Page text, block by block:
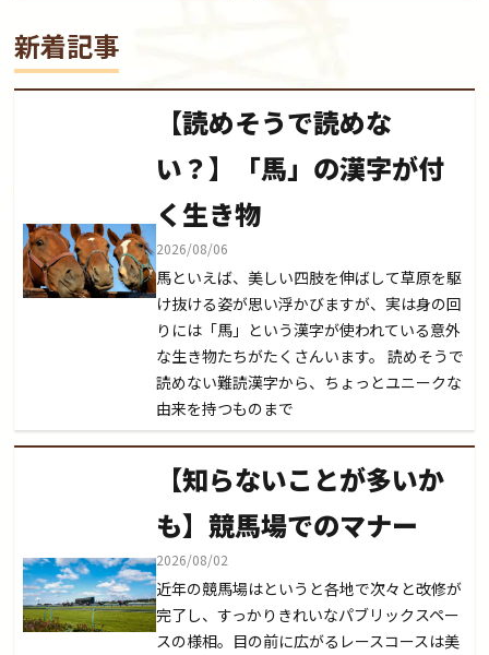
方法
新着記事
【読めそうで読めな
い？】「馬」の漢字が付
く生き物
2026/08/06
馬といえば、美しい四肢を伸ばして草原を駆
け抜ける姿が思い浮かびますが、実は身の回
りには「馬」という漢字が使われている意外
な生き物たちがたくさんいます。 読めそうで
読めない難読漢字から、ちょっとユニークな
由来を持つものまで
【知らないことが多いか
も】競馬場でのマナー
2026/08/02
近年の競馬場はというと各地で次々と改修が
完了し、すっかりきれいなパブリックスペー
スの様相。目の前に広がるレースコースは美